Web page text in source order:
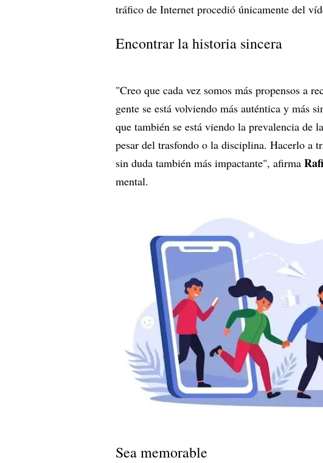
tráfico de Internet procedió únicamente del
Encontrar la historia sincera
"Creo que cada vez somos más propensos a
gente se está volviendo más auténtica y más
que también se está viendo la prevalencia de
pesar del trasfondo o la disciplina. Hacerlo a
sin duda también más impactante", afirma
mental.
Sea memorable